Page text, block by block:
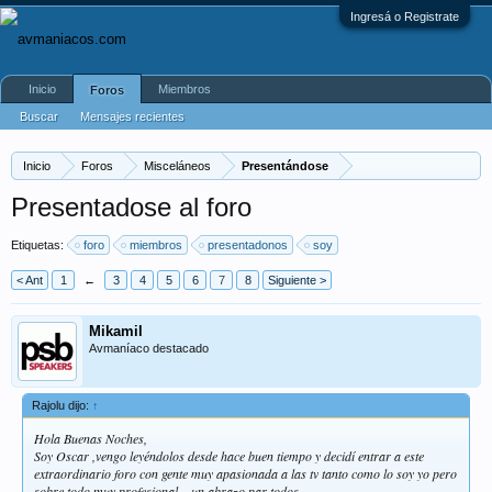
Ingresá o Registrate
Inicio Foros Misceláneos Presentándose
Presentadose al foro
Etiquetas: foro miembros presentadonos soy
< Ant 1 ← 3 4 5 6 7 8 Siguiente >
Mikamil
Avmaníaco destacado
Rajolu dijo: ↑
Hola Buenas Noches,
Soy Oscar ,vengo leyéndolos desde hace buen tiempo y decidí entrar a este
extraordinario foro con gente muy apasionada a las tv tanto como lo soy yo pero
Inicio
Foros
Buscar
Mensajes recientes
Miembros